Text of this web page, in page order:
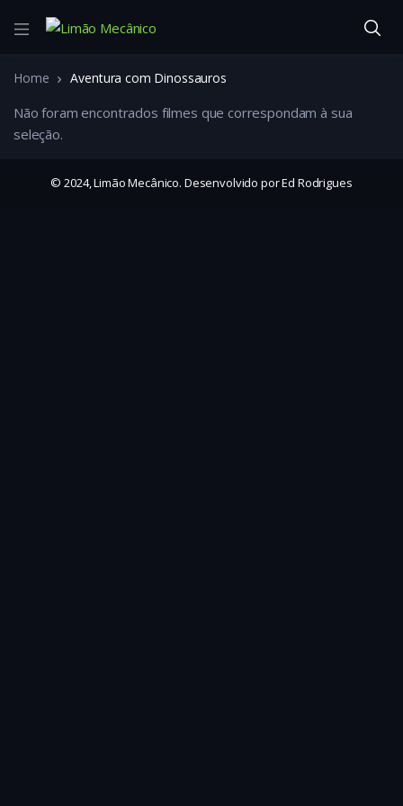
Home Aventura com Dinossauros
Não foram encontrados filmes que correspondam à sua
seleção.
© 2024, Limão Mecânico. Desenvolvido por Ed Rodrigues